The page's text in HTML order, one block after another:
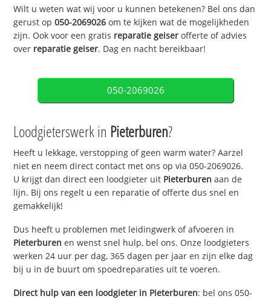
Wilt u weten wat wij voor u kunnen betekenen? Bel ons dan
gerust op050-2069026 om te kijken wat de mogelijkheden
zijn. Ook voor een gratis reparatie geiser offerte of advies
over reparatie geiser. Dag en nacht bereikbaar!
050-2069026
Loodgieterswerk in Pieterburen?
Heeft u lekkage, verstopping of geen warm water? Aarzel
niet en neem direct contact met ons op via 050-2069026.
U krijgt dan direct een loodgieter uit Pieterburen aan de
lijn. Bij ons regelt u een reparatie of offerte dus snel en
gemakkelijk!
Dus heeft u problemen met leidingwerk of afvoeren in
Pieterburen en wenst snel hulp, bel ons. Onze loodgieters
werken 24 uur per dag, 365 dagen per jaar en zijn elke dag
bij u in de buurt om spoedreparaties uit te voeren.
Direct hulp van een loodgieter in Pieterburen: bel ons 050-